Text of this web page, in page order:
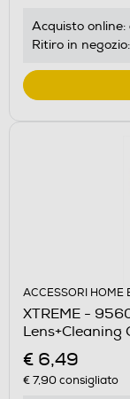
Acquisto online:
Ritiro in negozio:
ACCESSORI HOME
XTREME -
Lens+Cleaning
€ 6,49
€ 7,90consigliato